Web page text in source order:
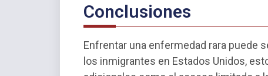
Conclusiones
Enfrentar una enfermedad rara puede
los inmigrantes en Estados Unidos,